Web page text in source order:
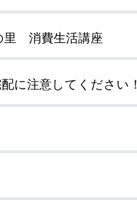
里 消費生活講座
に注意してください！